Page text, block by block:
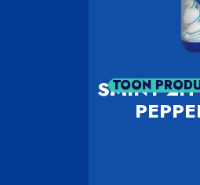
SMINT 2H
TOON